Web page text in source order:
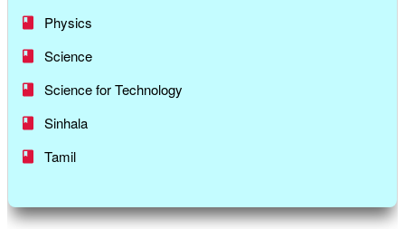
Physics
Science
Science for Technology
Sinhala
Tamil